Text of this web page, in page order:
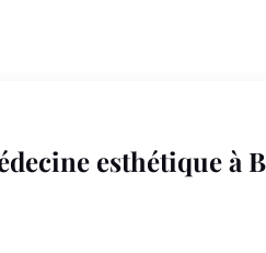
esthétique à